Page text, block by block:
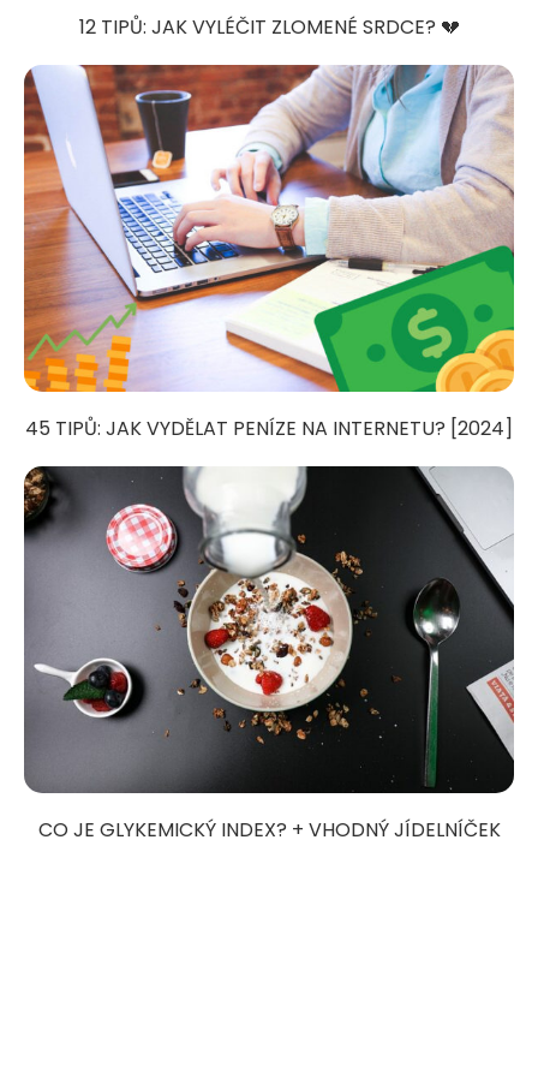
12 TIPŮ: JAK VYLÉČIT ZLOMENÉ SRDCE? 💔
45 TIPŮ: JAK VYDĚLAT PENÍZE NA INTERNETU? [2024]
CO JE GLYKEMICKÝ INDEX? + VHODNÝ JÍDELNÍČEK